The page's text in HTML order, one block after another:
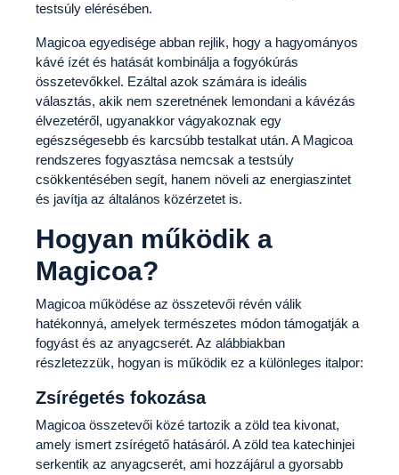
testsúly elérésében.
Magicoa egyedisége abban rejlik, hogy a hagyományos
kávé ízét és hatását kombinálja a fogyókúrás
összetevőkkel. Ezáltal azok számára is ideális
választás, akik nem szeretnének lemondani a kávézás
élvezetéről, ugyanakkor vágyakoznak egy
egészségesebb és karcsúbb testalkat után. A Magicoa
rendszeres fogyasztása nemcsak a testsúly
csökkentésében segít, hanem növeli az energiaszintet
és javítja az általános közérzetet is.
Hogyan működik a
Magicoa?
Magicoa működése az összetevői révén válik
hatékonnyá, amelyek természetes módon támogatják a
fogyást és az anyagcserét. Az alábbiakban
részletezzük, hogyan is működik ez a különleges italpor:
Zsírégetés fokozása
Magicoa összetevői közé tartozik a zöld tea kivonat,
amely ismert zsírégető hatásáról. A zöld tea katechinjei
serkentik az anyagcserét, ami hozzájárul a gyorsabb